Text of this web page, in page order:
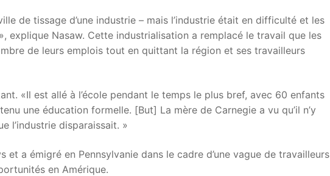
de tissage d’une industrie – mais l’industrie était en difficulté et les
explique Nasaw. Cette industrialisation a remplacé le travail que les
de leurs emplois tout en quittant la région et ses travailleurs
«Il est allé à l’école pendant le temps le plus bref, avec 60 enfants
une éducation formelle. [But] La mère de Carnegie a vu qu’il n’y
l’industrie disparaissait. »
et a émigré en Pennsylvanie dans le cadre d’une vague de travailleurs
en Amérique.